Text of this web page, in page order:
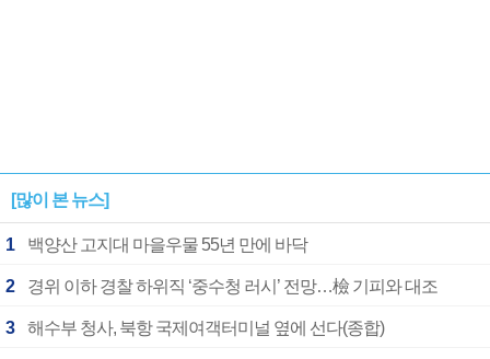
[많이 본 뉴스]
1 백양산 고지대 마을우물 55년 만에 바닥
2 경위 이하 경찰 하위직 ‘중수청 러시’ 전망…檢 기피와 대조
3 해수부 청사, 북항 국제여객터미널 옆에 선다(종합)